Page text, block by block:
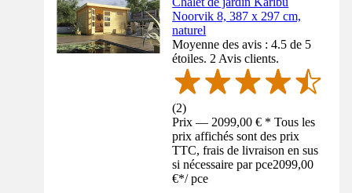
Noorvik 8, 387 x 297 cm,
naturel
Moyenne des avis : 4.5 de 5
étoiles. 2 Avis clients.
(2)
Prix — 2099,00 € * Tous les
prix affichés sont des prix
TTC, frais de livraison en sus
si nécessaire par pce2099,00
€*/ pce